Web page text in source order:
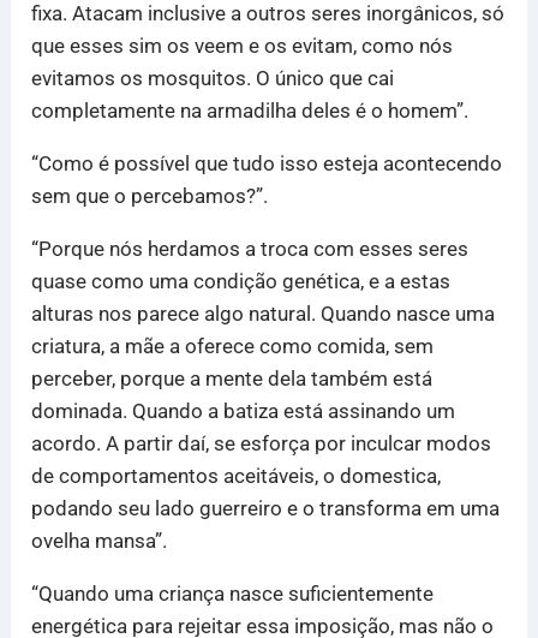
fixa. Atacam inclusive a outros seres inorgânicos, só
que esses sim os veem e os evitam, como nós
evitamos os mosquitos. O único que cai
completamente na armadilha deles é o homem”.
“Como é possível que tudo isso esteja acontecendo
sem que o percebamos?”.
“Porque nós herdamos a troca com esses seres
quase como uma condição genética, e a estas
alturas nos parece algo natural. Quando nasce uma
criatura, a mãe a oferece como comida, sem
perceber, porque a mente dela também está
dominada. Quando a batiza está assinando um
acordo. A partir daí, se esforça por inculcar modos
de comportamentos aceitáveis, o domestica,
podando seu lado guerreiro e o transforma em uma
ovelha mansa”.
“Quando uma criança nasce suficientemente
energética para rejeitar essa imposição, mas não o